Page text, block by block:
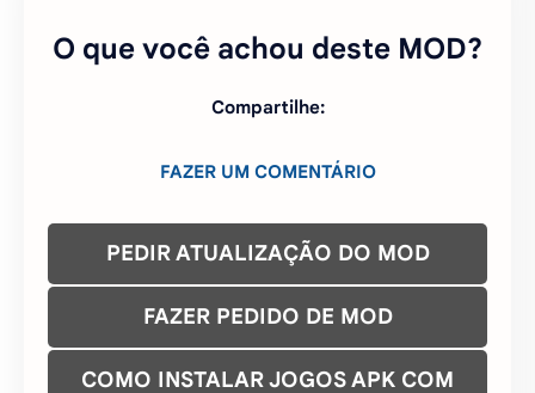
O que você achou deste MOD?
Compartilhe:
FAZER UM COMENTÁRIO
PEDIR ATUALIZAÇÃO DO MOD
FAZER PEDIDO DE MOD
COMO INSTALAR JOGOS APK COM